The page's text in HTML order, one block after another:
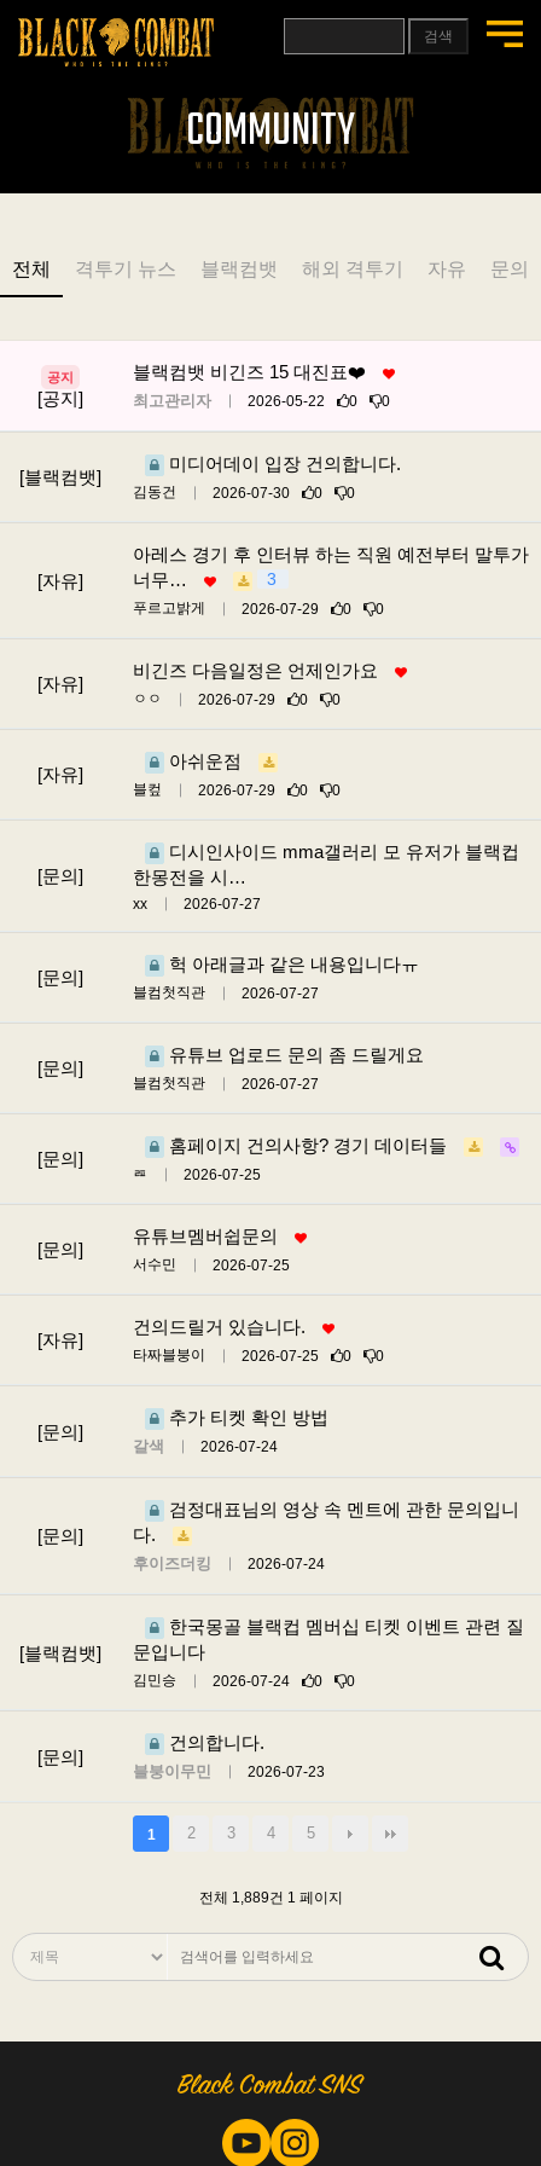
검색
COMMUNITY
전체 격투기 뉴스 블랙컴뱃 해외 격투기 자유 문의
공지
[공지]
블랙컴뱃 비긴즈 15 대진표❤️
최고관리자 2026-05-22 0 0
[블랙컴뱃]
미디어데이 입장 건의합니다.
김동건 2026-07-30 0 0
[자유]
아레스 경기 후 인터뷰 하는 직원 예전부터 말투가
너무…
3
푸르고밝게 2026-07-29 0 0
[자유]
비긴즈 다음일정은 언제인가요
ㅇㅇ 2026-07-29 0 0
[자유]
아쉬운점
블컾 2026-07-29 0 0
[문의]
디시인사이드 mma갤러리 모 유저가 블랙컵
한몽전을 시…
xx 2026-07-27
[문의]
헉 아래글과 같은 내용입니다ㅠ
블컴첫직관 2026-07-27
[문의]
유튜브 업로드 문의 좀 드릴게요
블컴첫직관 2026-07-27
[문의]
홈페이지 건의사항? 경기 데이터들
ㄿ 2026-07-25
[문의]
유튜브멤버쉽문의
서수민 2026-07-25
[자유]
건의드릴거 있습니다.
타짜블붕이 2026-07-25 0 0
[문의]
추가 티켓 확인 방법
갈색 2026-07-24
[문의]
검정대표님의 영상 속 멘트에 관한 문의입니
다.
후이즈더킹 2026-07-24
[블랙컴뱃]
한국몽골 블랙컵 멤버십 티켓 이벤트 관련 질
문입니다
김민승 2026-07-24 0 0
[문의]
건의합니다.
블붕이무민 2026-07-23
1 2 3 4 5
전체 1,889건 1 페이지